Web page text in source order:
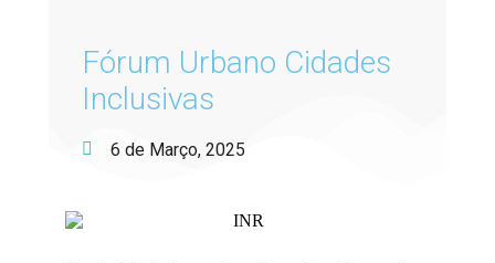
Fórum Urbano Cidades
Inclusivas
6 de Março, 2025